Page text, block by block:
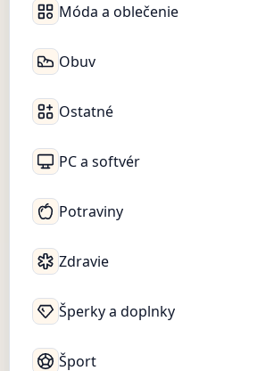
Móda a oblečenie
Obuv
Ostatné
PC a softvér
Potraviny
Zdravie
Šperky a doplnky
Šport